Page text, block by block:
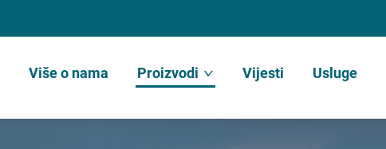
Više o nama Proizvodi Vijesti Usluge